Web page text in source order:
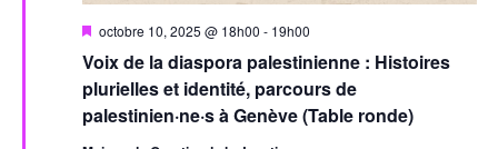
Voix de la diaspora palestinienne : Histoires
plurielles et identité, parcours de
palestinien·ne·s à Genève (Table ronde)
Mis
avant
octobre 10, 2025 @ 18h00 - 19h00